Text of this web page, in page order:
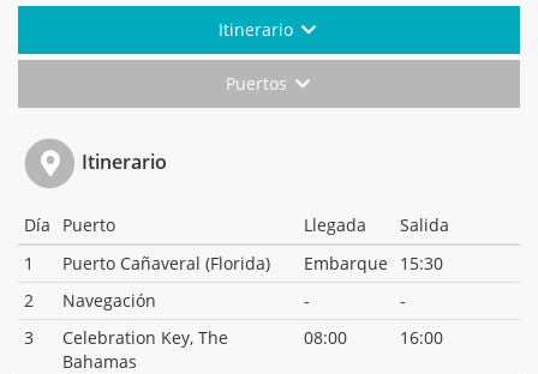
Itinerario
Puertos
Itinerario
Día Puerto Llegada
Salida
1
Puerto Cañaveral (Florida) Embarque
15:30
2
Navegación -
-
3
Celebration Key, The
Bahamas
08:00 16:00